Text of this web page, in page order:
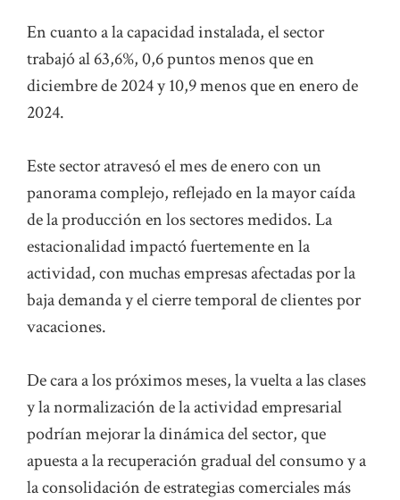
En cuanto a la capacidad instalada, el sector
trabajó al 63,6%, 0,6 puntos menos que en
diciembre de 2024 y 10,9 menos que en enero de
2024.
Este sector atravesó el mes de enero con un
panorama complejo, reflejado en la mayor caída
de la producción en los sectores medidos. La
estacionalidad impactó fuertemente en la
actividad, con muchas empresas afectadas por la
baja demanda y el cierre temporal de clientes por
vacaciones.
De cara a los próximos meses, la vuelta a las clases
y la normalización de la actividad empresarial
podrían mejorar la dinámica del sector, que
apuesta a la recuperación gradual del consumo y a
la consolidación de estrategias comerciales más